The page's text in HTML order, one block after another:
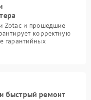
Zotac и прошедшие
корректную
гарантийных
быстрый ремонт